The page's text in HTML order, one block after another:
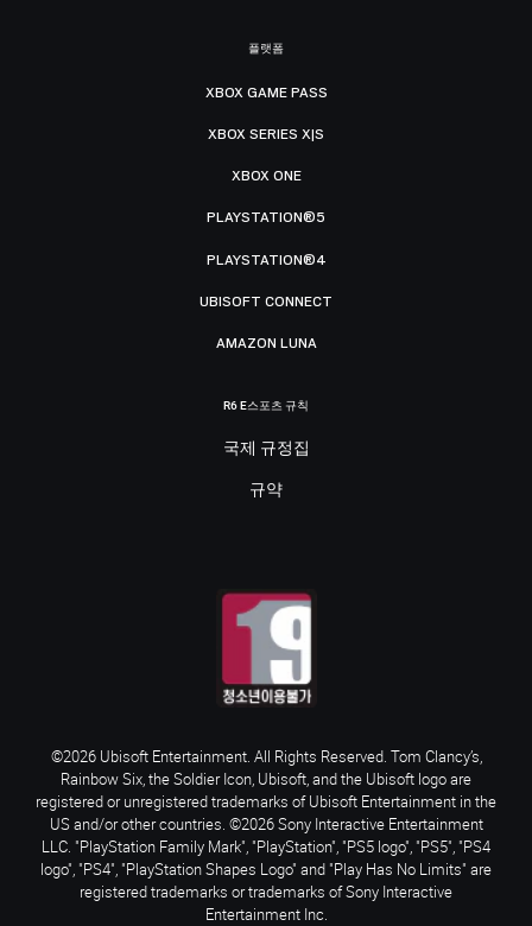
플랫폼
XBOX GAME PASS
XBOX SERIES X|S
XBOX ONE
PLAYSTATION®5
PLAYSTATION®4
UBISOFT CONNECT
AMAZON LUNA
R6 E스포츠 규칙
국제 규정집
규약
©2026 Ubisoft Entertainment. All Rights Reserved. Tom Clancy’s,
Rainbow Six, the Soldier Icon, Ubisoft, and the Ubisoft logo are
registered or unregistered trademarks of Ubisoft Entertainment in the
US and/or other countries. ©2026 Sony Interactive Entertainment
LLC. "PlayStation Family Mark", "PlayStation", "PS5 logo", "PS5", "PS4
logo", "PS4", "PlayStation Shapes Logo" and "Play Has No Limits" are
registered trademarks or trademarks of Sony Interactive
Entertainment Inc.